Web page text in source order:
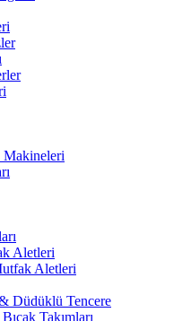
Makineleri
Aletleri
Aletleri
Düdüklü Tencere
Takımları